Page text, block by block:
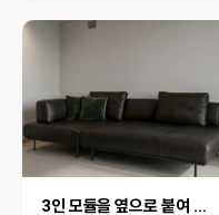
3인 모듈을 옆으로 붙여 넓은 평상처럼 사용